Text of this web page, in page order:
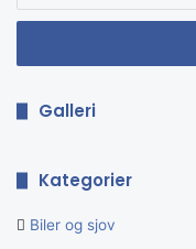
Email
Galleri
Kategorier
Biler og sjov